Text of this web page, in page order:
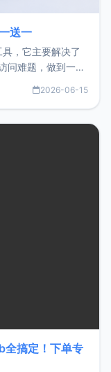
送一
，它主要解决了
问难题，做到一处
2026-06-15
全搞定！下单专